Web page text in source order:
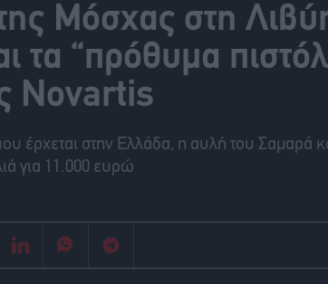
Μόσχας στη
τα “πρόθυμα
Novartis
έρχεται στην Ελλάδα, η αυλή του Σαμαρά
για 11.000 ευρώ